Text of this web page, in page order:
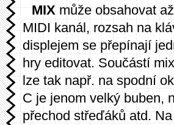
MIX může obsahovat
MIDI kanál, rozsah na
displejem se přepínají
hry editovat. Součástí
lze tak např. na spodní
C je jenom velký buben,
přechod střeďáků atd.